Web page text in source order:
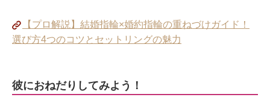
【プロ解説】結婚指輪×婚約指輪の重ねづけガイド！
選び方4つのコツとセットリングの魅力
彼におねだりしてみよう！